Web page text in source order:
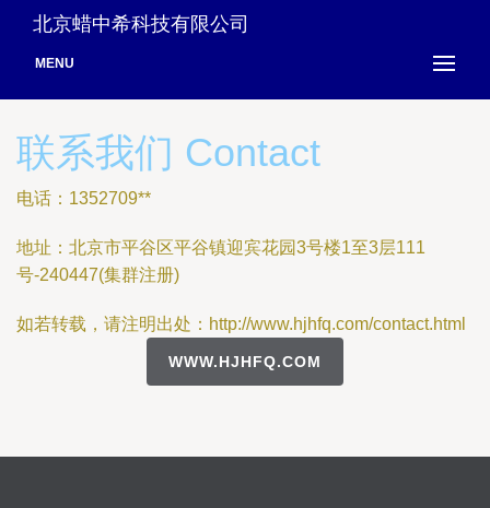
北京蜡中希科技有限公司
MENU
联系我们 Contact
电话：1352709**
地址：北京市平谷区平谷镇迎宾花园3号楼1至3层111
号-240447(集群注册)
如若转载，请注明出处：http://www.hjhfq.com/contact.html
WWW.HJHFQ.COM